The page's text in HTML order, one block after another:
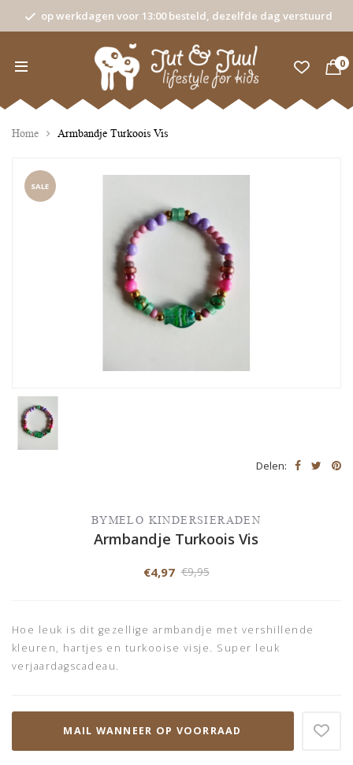
op werkdagen voor 13:00 besteld, dezelfde dag verstuurd
0
Home Armbandje Turkoois Vis
SALE
Delen:
BYMELO KINDERSIERADEN
Armbandje Turkoois Vis
€4,97 €9,95
Hoe leuk is dit gezellige armbandje met vershillende
kleuren, hartjes en turkooise visje. Super leuk
verjaardagscadeau.
MAIL WANNEER OP VOORRAAD